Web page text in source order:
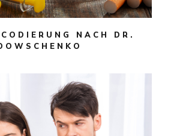
NACH DR.